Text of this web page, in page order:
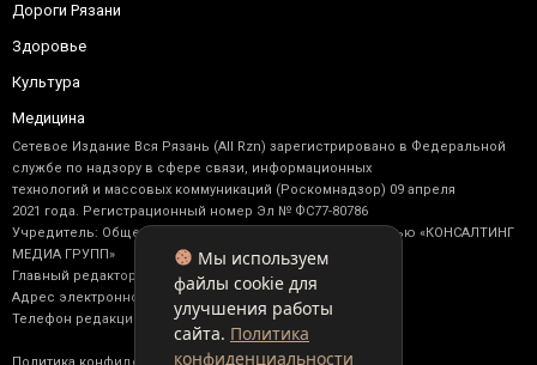
Мы используем
файлы cookie для
улучшения работы
сайта. Политика
конфиденциальности
Дороги Рязани
Здоровье
Культура
Медицина
Сетевое Издание Вся Рязань (All Rzn) зарегистрировано в Федеральной
службе по надзору в сфере связи, информационных
технологий и массовых коммуникаций (Роскомнадзор) 09 апреля
2021 года. Регистрационный номер Эл № ФС77-80786
Учредитель: Общество с ограниченной ответственностью «КОНСАЛТИНГ
МЕДИА ГРУПП»
Главный редактор: Васильев М. Ю.
Адрес электронной почты редакции: allrzn@yandex.ru
Телефон редакции: +7 (910) 902-17-92